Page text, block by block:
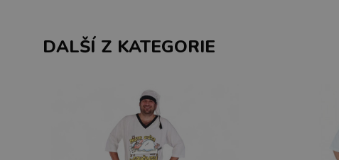
DALŠÍ Z KATEGORIE